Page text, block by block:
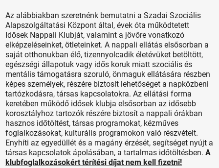
Az alábbiakban szeretnénk bemutatni a Szadai Szociális
Alapszolgáltatási Központ által, évek óta működtetett
Idősek Nappali Klubját, valamint a jövőre vonatkozó
elképzeléseinket, ötleteinket. A nappali ellátás elsősorban a
saját otthonukban élő, tizennyolcadik életévüket betöltött,
egészségi állapotuk vagy idős koruk miatt szociális és
mentális támogatásra szoruló, önmaguk ellátására részben
képes személyek, részére biztosít lehetőséget a napközbeni
tartózkodásra, társas kapcsolatokra. Az ellátási forma
keretében működő idősek klubja elsősorban az idősebb
korosztályhoz tartozók részére biztosít a nappali órákban
hasznos időtöltést, társas programokat, kézműves
foglalkozásokat, kulturális programokon való részvételt.
Enyhíti az egyedüllét és a magány érzését, segítséget nyújt a
társas kapcsolatok ápolásában, a tartalmas időtöltésben.A
klubfoglalkozásokért térítési díjat nem kell fizetni!